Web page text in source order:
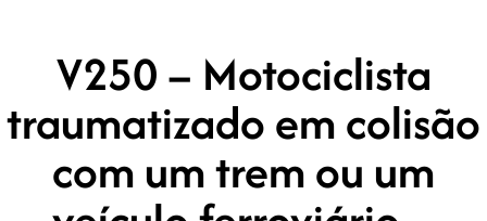
V250 – Motociclista
traumatizado em colisão
com um trem ou um